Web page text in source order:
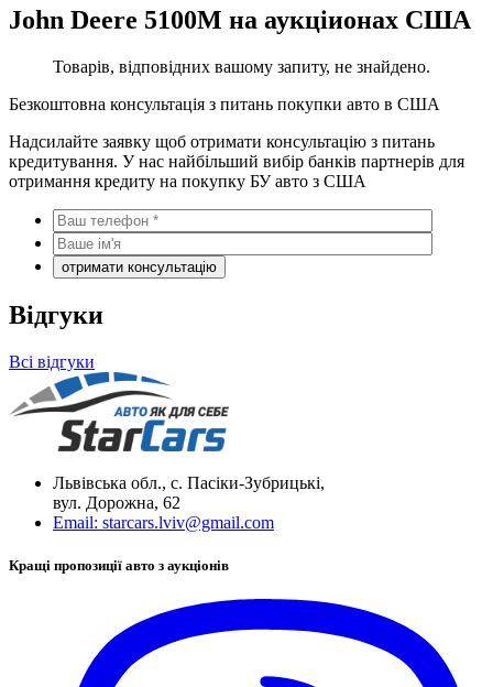
John Deere 5100M на аукціионах США
Товарів, відповідних вашому запиту, не знайдено.
Безкоштовна консультація з питань покупки авто в США
Надсилайте заявку щоб отримати консультацію з питань
кредитування. У нас найбільший вибір банків партнерів для
отримання кредиту на покупку БУ авто з США
Відгуки
Всі відгуки
Львівська обл., с. Пасіки-Зубрицькі,
вул. Дорожна, 62
Email: starcars.lviv@gmail.com
Кращі пропозиції авто з аукціонів